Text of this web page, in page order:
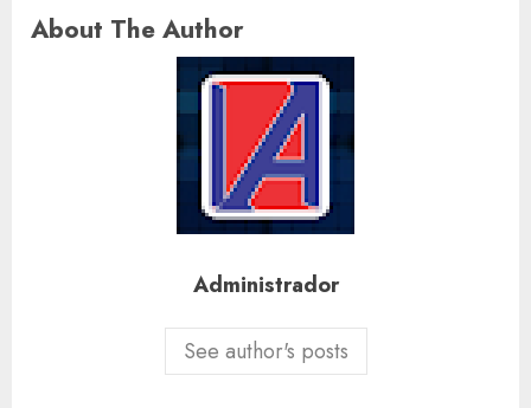
About The Author
Administrador
See author's posts